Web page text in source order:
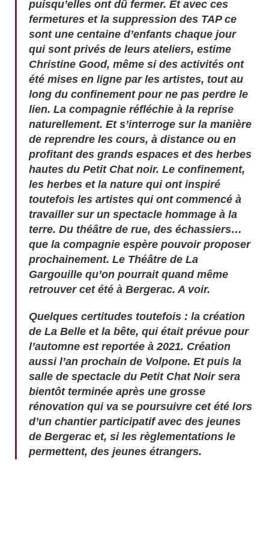
puisqu’elles ont dû fermer. Et avec ces
fermetures et la suppression des TAP ce
sont une centaine d’enfants chaque jour
qui sont privés de leurs ateliers, estime
Christine Good, même si des activités ont
été mises en ligne par les artistes, tout au
long du confinement pour ne pas perdre le
lien. La compagnie réfléchie à la reprise
naturellement. Et s’interroge sur la manière
de reprendre les cours, à distance ou en
profitant des grands espaces et des herbes
hautes du Petit Chat noir. Le confinement,
les herbes et la nature qui ont inspiré
toutefois les artistes qui ont commencé à
travailler sur un spectacle hommage à la
terre. Du théâtre de rue, des échassiers…
que la compagnie espère pouvoir proposer
prochainement. Le Théâtre de La
Gargouille qu’on pourrait quand même
retrouver cet été à Bergerac. A voir.
Quelques certitudes toutefois : la création
de La Belle et la bête, qui était prévue pour
l’automne est reportée à 2021. Création
aussi l’an prochain de Volpone. Et puis la
salle de spectacle du Petit Chat Noir sera
bientôt terminée après une grosse
rénovation qui va se poursuivre cet été lors
d’un chantier participatif avec des jeunes
de Bergerac et, si les règlementations le
permettent, des jeunes étrangers.